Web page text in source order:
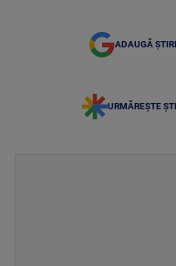
ADAUGĂ
URMĂREȘTE